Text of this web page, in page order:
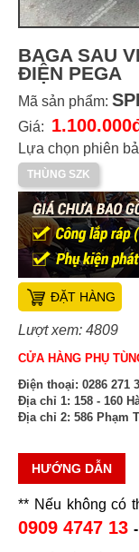
BAGA SAU
ĐIỆN PEGA
Mã sản phẩm:
Giá:
Lựa chọn phiên
THÙNG SZK
ĐẶT HÀNG
Lượt xem: 4809
CỬA HÀNG PHỤ
Điện thoại: 0286 271
Địa chỉ 1: 158 - 160
Địa chỉ 2: 586 Phạm
HƯỚNG DẪN
** Nếu không có
0909 4747 13 -